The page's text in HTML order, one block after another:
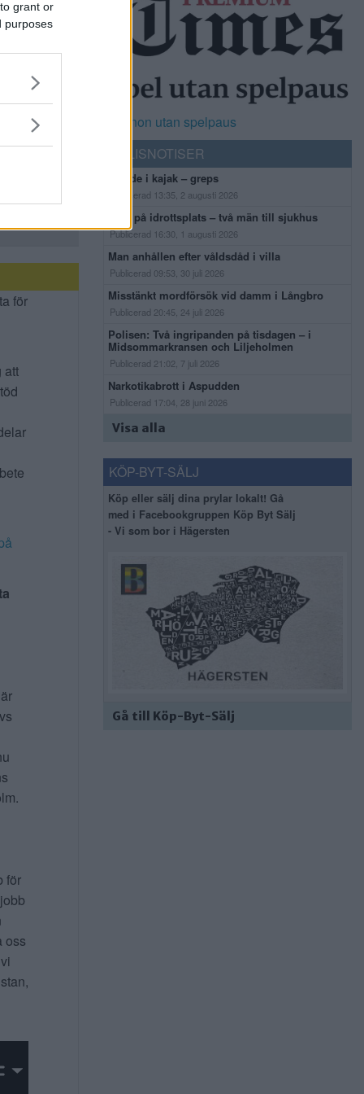
grant or
purposes
för
att
för
oss
Casinon utan spelpaus
POLISNOTISER
Flydde i kajak – greps
Publicerad 13:35, 2 augusti 2026
Bråk på idrottsplats – två män till sjukhus
Publicerad 16:30, 1 augusti 2026
Man anhållen efter våldsdåd i villa
Publicerad 09:53, 30 juli 2026
Misstänkt mordförsök vid damm i Långbro
Publicerad 20:45, 24 juli 2026
Polisen: Två ingripanden på tisdagen – i
Midsommarkransen och Liljeholmen
Publicerad 21:02, 7 juli 2026
Narkotikabrott i Aspudden
Publicerad 17:04, 28 juni 2026
Visa alla
KÖP-BYT-SÄLJ
Köp eller sälj dina prylar lokalt! Gå
med i Facebookgruppen Köp Byt Sälj
- Vi som bor i Hägersten
Gå till Köp-Byt-Sälj